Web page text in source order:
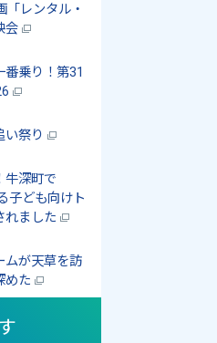
「レンタル・
会
番乗り！第31
祭り
牛深町で
子ども向けト
れました
ムが天草を訪
めた